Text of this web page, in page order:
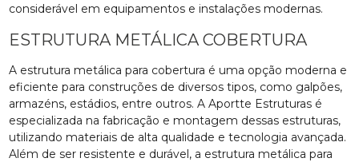
considerável em equipamentos e instalações modernas.
ESTRUTURA METÁLICA COBERTURA
A estrutura metálica para cobertura é uma opção moderna e
eficiente para construções de diversos tipos, como galpões,
armazéns, estádios, entre outros. A Aportte Estruturas é
especializada na fabricação e montagem dessas estruturas,
utilizando materiais de alta qualidade e tecnologia avançada.
Além de ser resistente e durável, a estrutura metálica para